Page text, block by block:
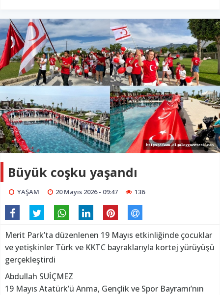
Büyük coşku yaşandı
YAŞAM 20 Mayıs 2026 - 09:47 136
Merit Park’ta düzenlenen 19 Mayıs etkinliğinde çocuklar
ve yetişkinler Türk ve KKTC bayraklarıyla kortej yürüyüşü
gerçekleştirdi
Abdullah SUİÇMEZ
19 Mayıs Atatürk’ü Anma, Gençlik ve Spor Bayramı’nın